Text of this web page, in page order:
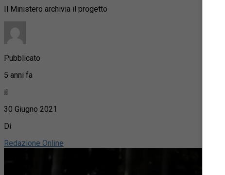
Il Ministero archivia il progetto
Pubblicato
5 anni fa
il
30 Giugno 2021
Di
Redazione Online